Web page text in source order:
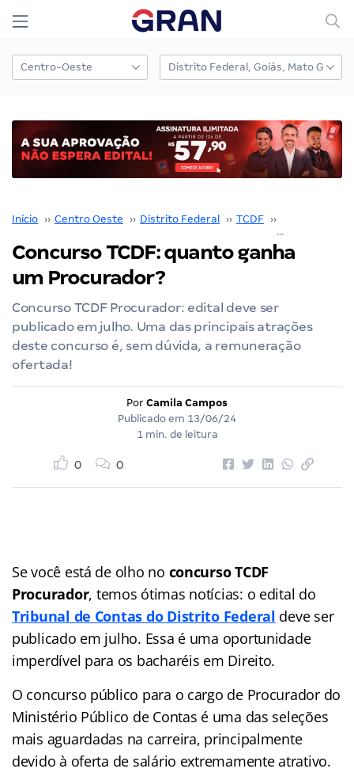
Início ›› Centro Oeste ›› Distrito Federal ›› TCDF ››
Concurso TCDF: quanto ganha
um Procurador?
Concurso TCDF Procurador: edital deve ser
publicado em julho. Uma das principais atrações
deste concurso é, sem dúvida, a remuneração
ofertada!
Por Camila Campos
Publicado em 13/06/24
1 min. de leitura
0 0
Se você está de olho no concurso TCDF
Procurador, temos ótimas notícias: o edital do
Tribunal de Contas do Distrito Federal deve ser
publicado em julho. Essa é uma oportunidade
imperdível para os bacharéis em Direito.
O concurso público para o cargo de Procurador do
Ministério Público de Contas é uma das seleções
mais aguardadas na carreira, principalmente
devido à oferta de salário extremamente atrativo.